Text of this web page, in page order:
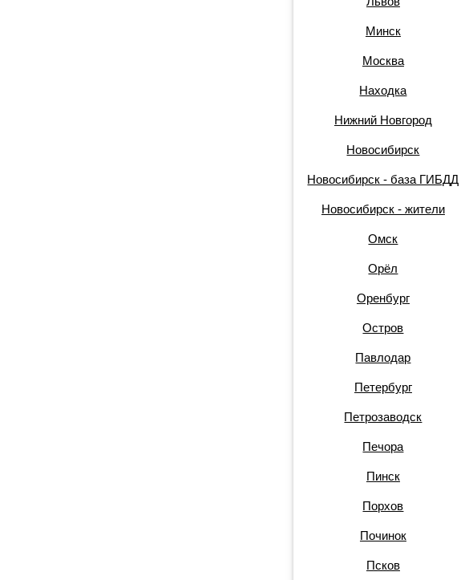
Минск
Москва
Находка
Нижний Новгород
Новосибирск
Новосибирск - база ГИБДД
Новосибирск - жители
Омск
Орёл
Оренбург
Остров
Павлодар
Петербург
Петрозаводск
Печора
Пинск
Порхов
Починок
Псков